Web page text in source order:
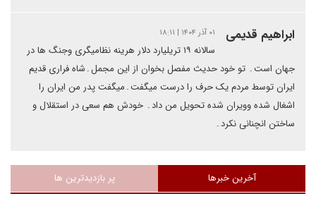
ابراهیم قدیمی ۰۱ آذر ۱۴۰۴ | ۱۸:۱۱
سالانه ۱۹ تریلیارد دلار هرینه نظامیگری وجنگ ها در
جهان است۔ تو خود حدیث مفصل بخوان از این مجمل۔شاه فراری قدیم
ایران توسط مردم یک حرف را درست میگفت۔میگفت پدر من ایران را
اشغال شده وویران شده تحویل من داد۔ خودش هم سعی در استقلال و
ساختن انچنانی نکرد۔
آخرین خبرها پر بازدیدترین ها